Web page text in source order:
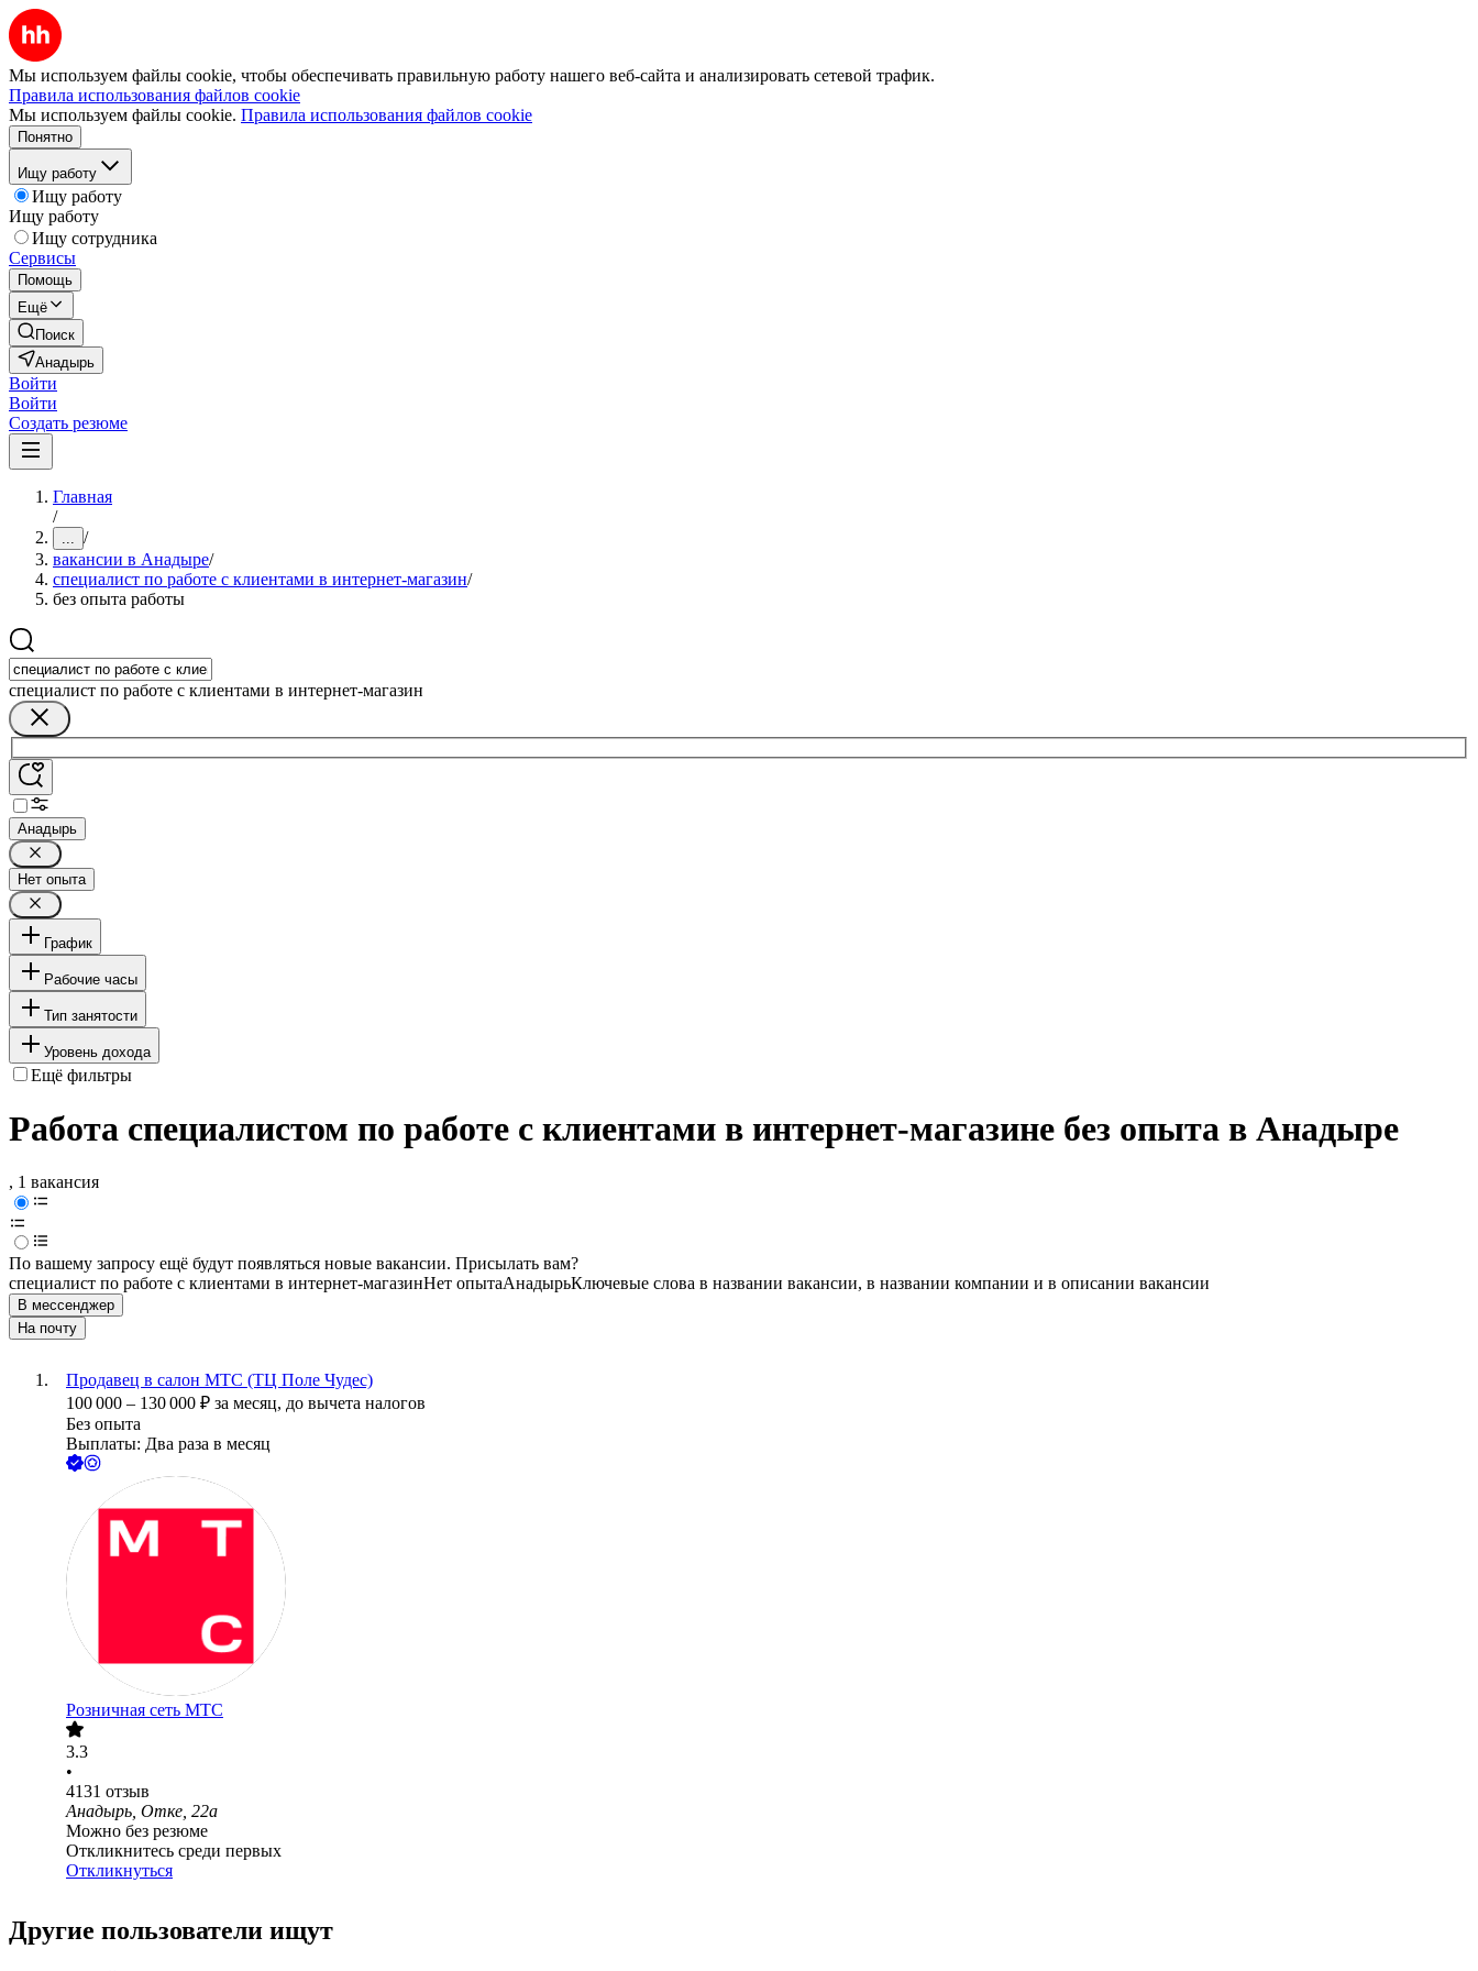
Мы используем файлы cookie, чтобы обеспечивать правильную работу нашего веб-сайта и анализировать сетевой трафик.
Правила использования файлов cookie
Мы используем файлы cookie. Правила использования файлов cookie
Понятно
Ищу работу
Ищу работу
Ищу работу
Ищу сотрудника
Сервисы
Помощь
Ещё
Поиск
Анадырь
Войти
Войти
Создать резюме
Главная
/
... /
вакансии в Анадыре/
специалист по работе с клиентами в интернет-магазин/
без опыта работы
специалист по работе с клиентами в интернет-магазин
Анадырь
Нет опыта
График
Рабочие часы
Тип занятости
Уровень дохода
Ещё фильтры
Работа специалистом по работе с клиентами в интернет-магазине без опыта в Анадыре
, 1 вакансия
По вашему запросу ещё будут появляться новые вакансии. Присылать вам?
специалист по работе с клиентами в интернет-магазинНет опытаАнадырьКлючевые слова в названии вакансии, в названии компании и в описании вакансии
В мессенджер
На почту
Продавец в салон МТС (ТЦ Поле Чудес)
100 000 – 130 000 ₽ за месяц, до вычета налогов
Без опыта
Выплаты: Два раза в месяц
Розничная сеть МТС
3.3
•
4131 отзыв
Анадырь, Отке, 22а
Можно без резюме
Откликнитесь среди первых
Откликнуться
Другие пользователи ищут